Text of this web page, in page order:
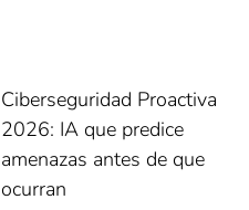
Ciberseguridad Proactiva
2026: IA que predice
amenazas antes de que
ocurran